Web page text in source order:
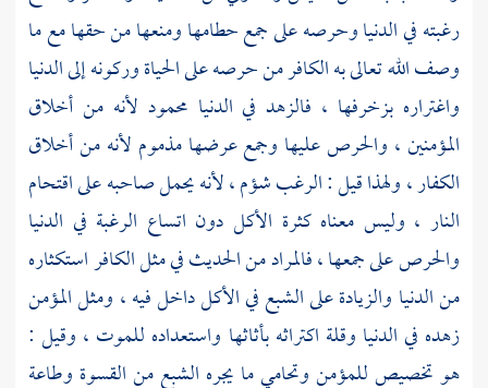
رغبته في الدنيا وحرصه على جمع حطامها ومنعها من حقها مع ما
وصف الله تعالى به الكافر من حرصه على الحياة وركونه إلى الدنيا
واغتراره بزخرفها ، فالزهد في الدنيا محمود لأنه من أخلاق
المؤمنين ، والحرص عليها وجمع عرضها مذموم لأنه من أخلاق
الكفار ، ولهذا قيل : الرغب شؤم ، لأنه يحمل صاحبه على اقتحام
النار ، وليس معناه كثرة الأكل دون اتساع الرغبة في الدنيا
والحرص على جمعها ، فالمراد من الحديث في مثل الكافر استكثاره
من الدنيا والزيادة على الشبع في الأكل داخل فيه ، ومثل المؤمن
زهده في الدنيا وقلة اكتراثه بأثاثها واستعداده للموت ، وقيل :
هو تخصيص للمؤمن وتحامي ما يجره الشبع من القسوة وطاعة